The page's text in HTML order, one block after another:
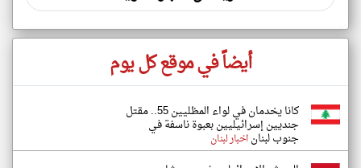
أيضاً في موقع كل يوم
كانا يخدمان في لواء المظليين 55.. مقتل
جنديين إسرائيليين بعبوة ناسفة في
جنوب لبناناخبار لبنان